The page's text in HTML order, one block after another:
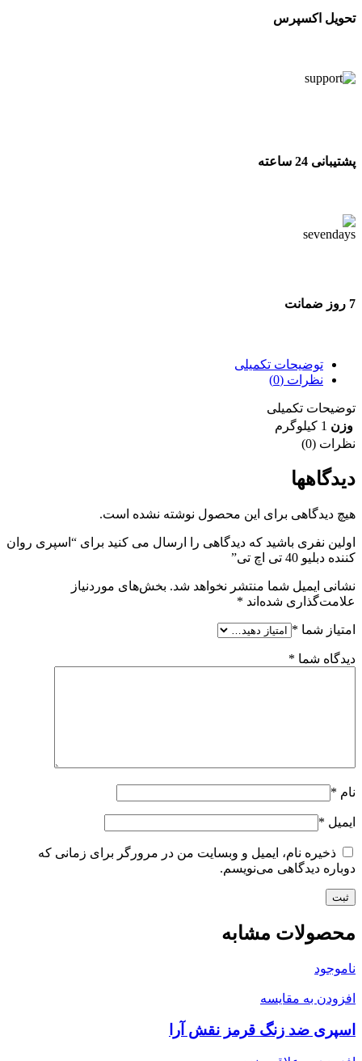
تحویل اکسپرس
پشتیبانی 24 ساعته
7 روز ضمانت
توضیحات تکمیلی
نظرات (0)
توضیحات تکمیلی
وزن 1 کیلوگرم
نظرات (0)
دیدگاهها
هیچ دیدگاهی برای این محصول نوشته نشده است.
اولین نفری باشید که دیدگاهی را ارسال می کنید برای “اسپری روان
کننده دبلیو 40 تی اچ تی”
نشانی ایمیل شما منتشر نخواهد شد. بخش‌های موردنیاز
علامت‌گذاری شده‌اند *
امتیاز شما *
دیدگاه شما *
نام *
ایمیل *
ذخیره نام، ایمیل و وبسایت من در مرورگر برای زمانی که
دوباره دیدگاهی می‌نویسم.
محصولات مشابه
ناموجود
افزودن به مقایسه
اسپری ضد زنگ قرمز نقش آرا